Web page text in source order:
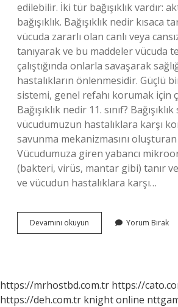
edilebilir. İki tür bağışıklık vardır:
bağışıklık. Bağışıklık nedir kısaca
vücuda zararlı olan canlı veya
tanıyarak ve bu maddeler vücuda
çalıştığında onlarla savaşarak
hastalıkların önlenmesidir. Güçlü
sistemi, genel refahı korumak için
Bağışıklık nedir 11. sınıf?
vücudumuzun hastalıklara karşı
savunma mekanizmasını
Vücudumuza giren yabancı
(bakteri, virüs, mantar gibi) tanır
ve vücudun hastalıklara karşı…
Devamını okuyun Bağışıklık
Nedir
Yorum Bırak
https://mrhostbd.com.tr https://
https://deh.com.tr knight online